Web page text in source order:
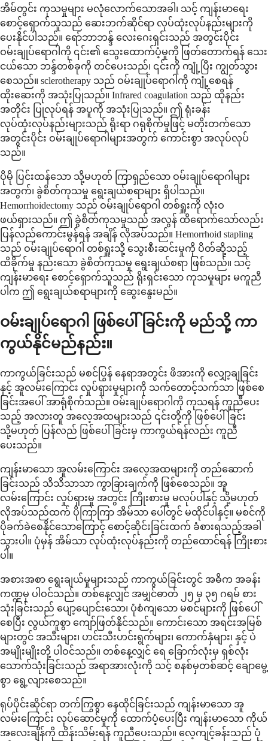
အိမ်တွင်း ကုသမှုများ မလုံလောက်သောအခါ၊ သင့် ကျန်းမာရေး
စောင့်ရှောက်သူသည် ဆေးဘက်ဆိုင်ရာ လုပ်ထုံးလုပ်နည်းများကို
ပေးနိုင်ပါသည်။ ရော်ဘာဘန္ဒ် လေးဂေးရှင်းသည် အတွင်းပိုင်း
ဝမ်းချုပ်ရောဂါကို ၎င်း၏ သွေးထောက်ပံ့မှုကို ဖြတ်တောက်ရန် သေး
ငယ်သော ဘန္ဒ်တစ်ခုကို တင်ပေးသည်၊ ၎င်းကို ကျုံ့ပြီး ကျွတ်သွား
စေသည်။ sclerotherapy သည် ဝမ်းချုပ်ရောဂါကို ကျုံ့စေရန်
ထိုးဆေးကို အသုံးပြုသည်။ Infrared coagulation သည် ထိုနည်း
အတိုင်း ပြုလုပ်ရန် အပူကို အသုံးပြုသည်။ ဤ ရုံးခန်း
လုပ်ထုံးလုပ်နည်းများသည် ရိုးရာ ဂရုစိုက်မှုဖြင့် မတိုးတက်သော
အတွင်းပိုင်း ဝမ်းချုပ်ရောဂါများအတွက် ကောင်းစွာ အလုပ်လုပ်
သည်။
ပိုမို ပြင်းထန်သော သို့မဟုတ် ကြာရှည်သော ဝမ်းချုပ်ရောဂါများ
အတွက်၊ ခွဲစိတ်ကုသမှု ရွေးချယ်စရာများ ရှိပါသည်။
Hemorrhoidectomy သည် ဝမ်းချုပ်ရောဂါ တစ်ရှူးကို လုံးဝ
ဖယ်ရှားသည်။ ဤ ခွဲစိတ်ကုသမှုသည် အလွန် ထိရောက်သော်လည်း
ပြန်လည်ကောင်းမွန်ရန် အချိန် လိုအပ်သည်။ Hemorrhoid stapling
သည် ဝမ်းချုပ်ရောဂါ တစ်ရှူးသို့ သွေးစီးဆင်းမှုကို ပိတ်ဆို့သည့်
ထိခိုက်မှု နည်းသော ခွဲစိတ်ကုသမှု ရွေးချယ်စရာ ဖြစ်သည်။ သင့်
ကျန်းမာရေး စောင့်ရှောက်သူသည် ရိုးရှင်းသော ကုသမှုများ မကူညီ
ပါက ဤ ရွေးချယ်စရာများကို ဆွေးနွေးမည်။
ဝမ်းချုပ်ရောဂါ ဖြစ်ပေါ်ခြင်းကို မည်သို့ ကာ
ကွယ်နိုင်မည်နည်း။
ကာကွယ်ခြင်းသည် မစင်ပြွန် နေရာအတွင်း ဖိအားကို လျှော့ချခြင်း
နှင့် အူလမ်းကြောင်း လှုပ်ရှားမှုများကို သက်တောင့်သက်သာ ဖြစ်စေ
ခြင်းအပေါ် အာရုံစိုက်သည်။ ဝမ်းချုပ်ရောဂါကို ကုသရန် ကူညီပေး
သည့် အလားတူ အလေ့အထများသည် ၎င်းတို့ကို ဖြစ်ပေါ်ခြင်း
သို့မဟုတ် ပြန်လည် ဖြစ်ပေါ်ခြင်းမှ ကာကွယ်ရန်လည်း ကူညီ
ပေးသည်။
ကျန်းမာသော အူလမ်းကြောင်း အလေ့အထများကို တည်ဆောက်
ခြင်းသည် သိသိသာသာ ကွာခြားချက်ကို ဖြစ်စေသည်။ အူ
လမ်းကြောင်း လှုပ်ရှားမှု အတွင်း ကြိုးစားမှု မလုပ်ပါနှင့် သို့မဟုတ်
လိုအပ်သည်ထက် ပိုကြာကြာ အိမ်သာ ပေါ်တွင် မထိုင်ပါနှင့်။ မစင်ကို
ပိုခက်ခဲစေနိုင်သောကြောင့် စောင့်ဆိုင်းခြင်းထက် ခံစားရသည့်အခါ
သွားပါ။ ပုံမှန် အိမ်သာ လုပ်ထုံးလုပ်နည်းကို တည်ထောင်ရန် ကြိုးစား
ပါ။
အစားအစာ ရွေးချယ်မှုများသည် ကာကွယ်ခြင်းတွင် အဓိက အခန်း
ကဏ္ဍမှ ပါဝင်သည်။ တစ်နေ့လျှင် အမျှင်ဓာတ် ၂၅ မှ ၃၅ ဂရမ် စား
သုံးခြင်းသည် ပျော့ပျောင်းသော၊ ပုံစံကျသော မစင်များကို ဖြစ်ပေါ်
စေပြီး လွယ်ကူစွာ ကျော်ဖြတ်နိုင်သည်။ ကောင်းသော အရင်းအမြစ်
များတွင် အသီးများ၊ ဟင်းသီးဟင်းရွက်များ၊ ကောက်နှံများ၊ နှင့် ပဲ
အမျိုးမျိုးတို့ ပါဝင်သည်။ တစ်နေ့လျှင် ရေ ခြောက်လုံးမှ ရှစ်လုံး
သောက်သုံးခြင်းသည် အရာအားလုံးကို သင့် စနစ်မှတစ်ဆင့် ချောမွေ့
စွာ ရွေ့လျားစေသည်။
ရုပ်ပိုင်းဆိုင်ရာ တက်ကြွစွာ နေထိုင်ခြင်းသည် ကျန်းမာသော အူ
လမ်းကြောင်း လုပ်ဆောင်မှုကို ထောက်ပံ့ပေးပြီး ကျန်းမာသော ကိုယ်
အလေးချိန်ကို ထိန်းသိမ်းရန် ကူညီပေးသည်။ လေ့ကျင့်ခန်းသည် ပုံ